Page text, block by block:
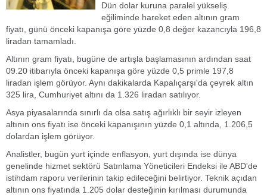
Dün dolar kuruna paralel yükseliş
eğiliminde hareket eden altının gram
fiyatı, günü önceki kapanışa göre yüzde 0,8 değer kazancıyla 196,8
liradan tamamladı.
Altının gram fiyatı, bugüne de artışla başlamasının ardından saat
09.20 itibarıyla önceki kapanışa göre yüzde 0,5 primle 197,8
liradan işlem görüyor. Aynı dakikalarda Kapalıçarşı'da çeyrek altın
325 lira, Cumhuriyet altını da 1.326 liradan satılıyor.
Asya piyasalarında sınırlı da olsa satış ağırlıklı bir seyir izleyen
altının ons fiyatı ise önceki kapanışının yüzde 0,1 altında, 1.206,5
dolardan işlem görüyor.
Analistler, bugün yurt içinde enflasyon, yurt dışında ise dünya
genelinde hizmet sektörü Satınlama Yöneticileri Endeksi ile ABD'de
istihdam raporu verilerinin takip edileceğini belirtiyor. Teknik açıdan
altının ons fiyatında 1.205 dolar desteğinin kırılması durumunda